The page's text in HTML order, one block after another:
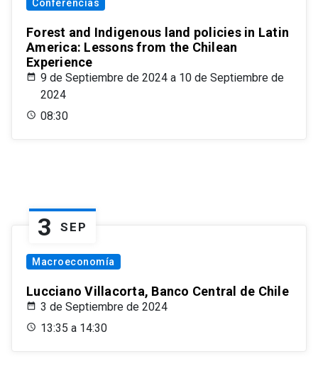
Conferencias
Forest and Indigenous land policies in Latin
America: Lessons from the Chilean
Experience
9 de Septiembre de 2024 a 10 de Septiembre de
2024
08:30
3 SEP
Macroeconomía
Lucciano Villacorta, Banco Central de Chile
3 de Septiembre de 2024
13:35 a 14:30